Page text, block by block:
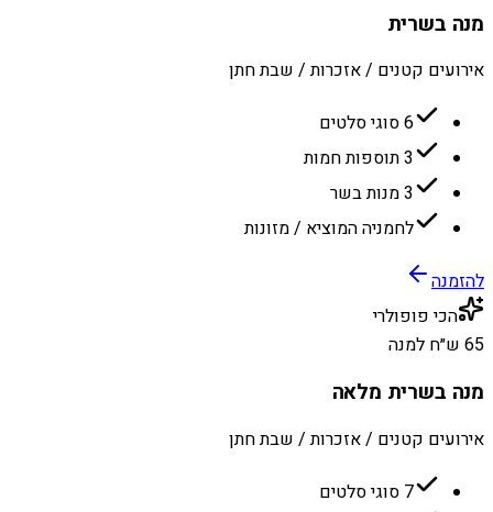
מנה בשרית
אירועים קטנים / אזכרות / שבת חתן
6 סוגי סלטים
3 תוספות חמות
3 מנות בשר
לחמניה המוציא / מזונות
להזמנה
הכי פופולרי
65 ש״ח למנה
מנה בשרית מלאה
אירועים קטנים / אזכרות / שבת חתן
7 סוגי סלטים